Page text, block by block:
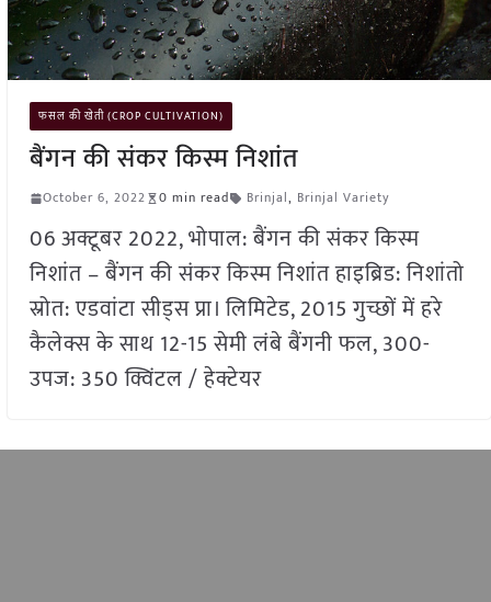
फसल की खेती (CROP CULTIVATION)
बैंगन की संकर किस्म निशांत
October 6, 2022 0 min read Brinjal, Brinjal Variety
06 अक्टूबर 2022, भोपाल: बैंगन की संकर किस्म
निशांत – बैंगन की संकर किस्म निशांत हाइब्रिड: निशांतो
स्रोत: एडवांटा सीड्स प्रा। लिमिटेड, 2015 गुच्छों में हरे
कैलेक्स के साथ 12-15 सेमी लंबे बैंगनी फल, 300-
उपज: 350 क्विंटल / हेक्टेयर